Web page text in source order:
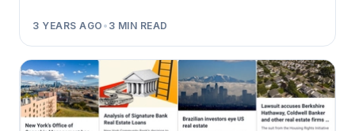
3 YEARS AGO • 3 MIN READ